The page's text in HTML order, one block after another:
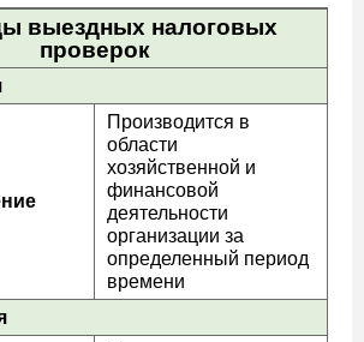
выездных налоговых
проверок
Производится в
области
хозяйственной и
финансовой
деятельности
организации за
определенный период
времени